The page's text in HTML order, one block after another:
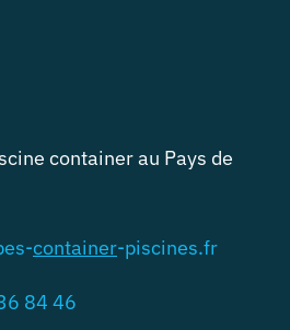
container au Pays de
container-piscines.fr
84 46